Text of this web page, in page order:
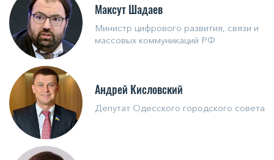
Максут Шадаев
Министр цифрового развития, связи и
массовых коммуникаций РФ
Андрей Кисловский
Депутат Одесского городского совета